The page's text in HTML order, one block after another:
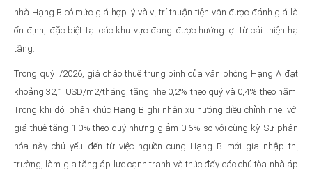
nhà Hạng B có mức giá hợp lý và vị trí thuận tiện vẫn được đánh giá là
ổn định, đặc biệt tại các khu vực đang được hưởng lợi từ cải thiện hạ
tầng.
Trong quý I/2026, giá chào thuê trung bình của văn phòng Hạng A đạt
khoảng 32,1 USD/m2/tháng, tăng nhẹ 0,2% theo quý và 0,4% theo năm.
Trong khi đó, phân khúc Hạng B ghi nhận xu hướng điều chỉnh nhẹ, với
giá thuê tăng 1,0% theo quý nhưng giảm 0,6% so với cùng kỳ. Sự phân
hóa này chủ yếu đến từ việc nguồn cung Hạng B mới gia nhập thị
trường, làm gia tăng áp lực cạnh tranh và thúc đẩy các chủ tòa nhà áp